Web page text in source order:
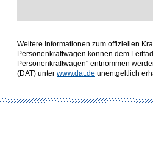
Weitere Informationen zum offiziellen
Personenkraftwagen können dem
Personenkraftwagen" entnommen
(DAT) unter www.dat.de unentgeltlich